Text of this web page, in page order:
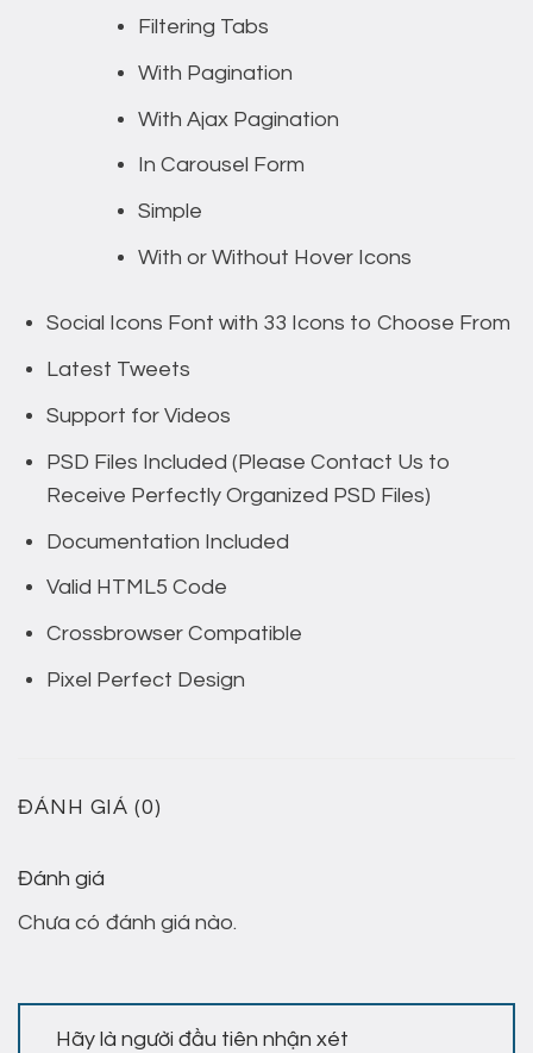
Filtering Tabs
With Pagination
With Ajax Pagination
In Carousel Form
Simple
With or Without Hover Icons
Social Icons Font with 33 Icons to Choose From
Latest Tweets
Support for Videos
PSD Files Included (Please Contact Us to
Receive Perfectly Organized PSD Files)
Documentation Included
Valid HTML5 Code
Crossbrowser Compatible
Pixel Perfect Design
ĐÁNH GIÁ (0)
Đánh giá
Chưa có đánh giá nào.
Hãy là người đầu tiên nhận xét